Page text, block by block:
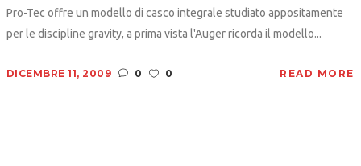
Pro-Tec offre un modello di casco integrale studiato appositamente
per le discipline gravity, a prima vista l'Auger ricorda il modello...
DICEMBRE 11, 2009 0 0 READ MORE